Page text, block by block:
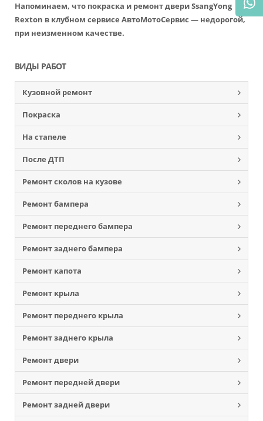
Напоминаем, что покраска и ремонт двери SsangYong
Rexton в клубном сервисе АвтоМотоСервис — недорогой,
при неизменном качестве.
ВИДЫ РАБОТ
Кузовной ремонт
Покраска
На стапеле
После ДТП
Ремонт сколов на кузове
Ремонт бампера
Ремонт переднего бампера
Ремонт заднего бампера
Ремонт капота
Ремонт крыла
Ремонт переднего крыла
Ремонт заднего крыла
Ремонт двери
Ремонт передней двери
Ремонт задней двери